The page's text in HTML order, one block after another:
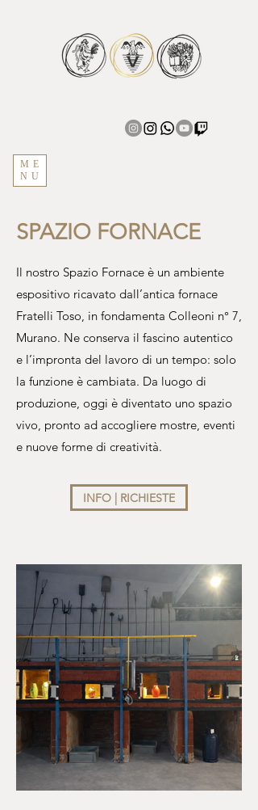
ME
NU
SPAZIO FORNACE
Il nostro Spazio Fornace è un ambiente
espositivo ricavato dall’antica fornace
Fratelli Toso, in fondamenta Colleoni n° 7,
Murano. Ne conserva il fascino autentico
e l’impronta del lavoro di un tempo: solo
la funzione è cambiata. Da luogo di
produzione, oggi è diventato uno spazio
vivo, pronto ad accogliere mostre, eventi
e nuove forme di creatività.
INFO | RICHIESTE